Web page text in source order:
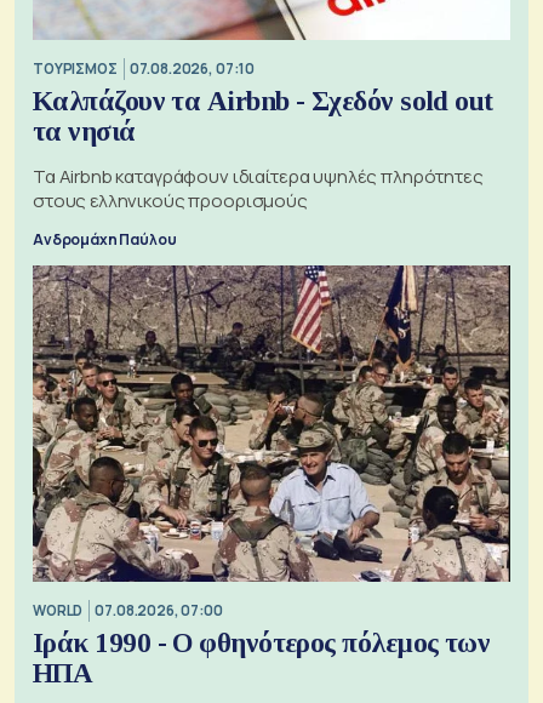
ΤΟΥΡΙΣΜΟΣ 07.08.2026, 07:10
Καλπάζουν τα Airbnb - Σχεδόν sold out
τα νησιά
Τα Airbnb καταγράφουν ιδιαίτερα υψηλές πληρότητες
στους ελληνικούς προορισμούς
Ανδρομάχη Παύλου
WORLD 07.08.2026, 07:00
Ιράκ 1990 - Ο φθηνότερος πόλεμος των
ΗΠΑ